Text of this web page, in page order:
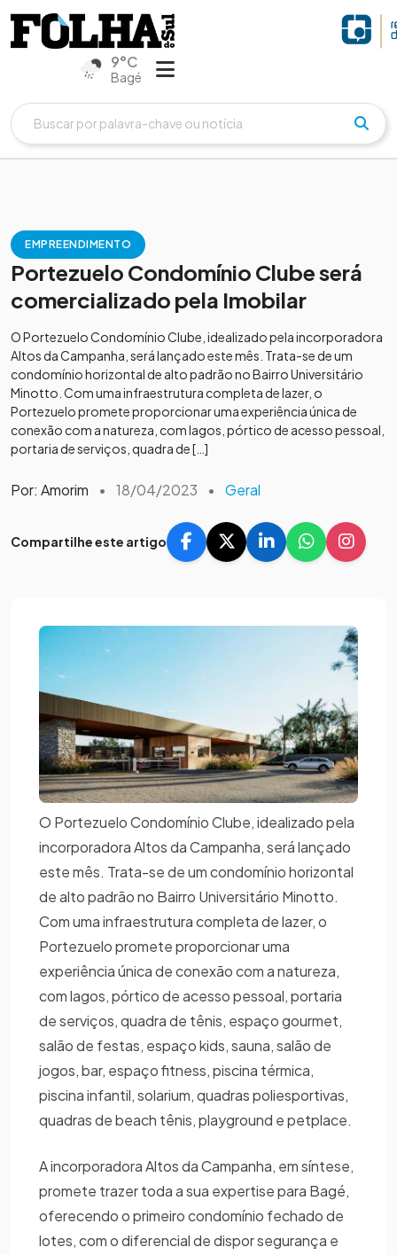
9°C
Bagé
EMPREENDIMENTO
Portezuelo Condomínio Clube será
comercializado pela Imobilar
O Portezuelo Condomínio Clube, idealizado pela incorporadora
Altos da Campanha, será lançado este mês. Trata-se de um
condomínio horizontal de alto padrão no Bairro Universitário
Minotto. Com uma infraestrutura completa de lazer, o
Portezuelo promete proporcionar uma experiência única de
conexão com a natureza, com lagos, pórtico de acesso pessoal,
portaria de serviços, quadra de […]
Por: Amorim • 18/04/2023 • Geral
Compartilhe este artigo
O Portezuelo Condomínio Clube, idealizado pela
incorporadora Altos da Campanha, será lançado
este mês. Trata-se de um condomínio horizontal
de alto padrão no Bairro Universitário Minotto.
Com uma infraestrutura completa de lazer, o
Portezuelo promete proporcionar uma
experiência única de conexão com a natureza,
com lagos, pórtico de acesso pessoal, portaria
de serviços, quadra de tênis, espaço gourmet,
salão de festas, espaço kids, sauna, salão de
jogos, bar, espaço fitness, piscina térmica,
piscina infantil, solarium, quadras poliesportivas,
quadras de beach tênis, playground e petplace.
A incorporadora Altos da Campanha, em síntese,
promete trazer toda a sua expertise para Bagé,
oferecendo o primeiro condomínio fechado de
lotes, com o diferencial de dispor segurança e